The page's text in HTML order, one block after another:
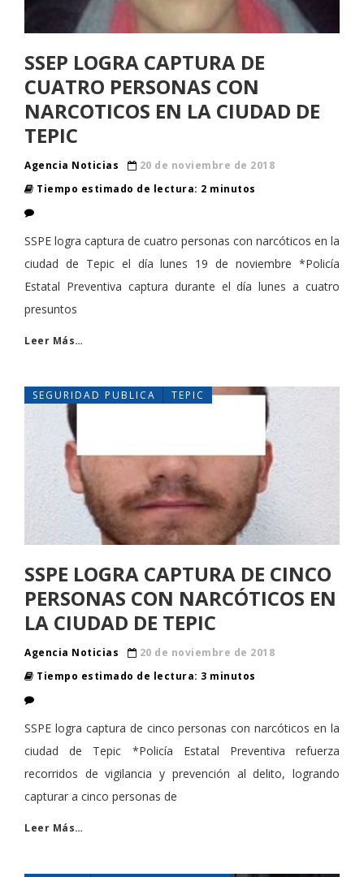
SSEP LOGRA CAPTURA DE
CUATRO PERSONAS CON
NARCOTICOS EN LA CIUDAD DE
TEPIC
Agencia Noticias
20 de noviembre de 2018
Tiempo estimado de lectura: 2 minutos
SSPE logra captura de cuatro personas con narcóticos en la
ciudad de Tepic el día lunes 19 de noviembre *Policía
Estatal Preventiva captura durante el día lunes a cuatro
presuntos
Leer Más…
SEGURIDAD PUBLICA TEPIC
SSPE LOGRA CAPTURA DE CINCO
PERSONAS CON NARCÓTICOS EN
LA CIUDAD DE TEPIC
Agencia Noticias
20 de noviembre de 2018
Tiempo estimado de lectura: 3 minutos
SSPE logra captura de cinco personas con narcóticos en la
ciudad de Tepic *Policía Estatal Preventiva refuerza
recorridos de vigilancia y prevención al delito, logrando
capturar a cinco personas de
Leer Más…